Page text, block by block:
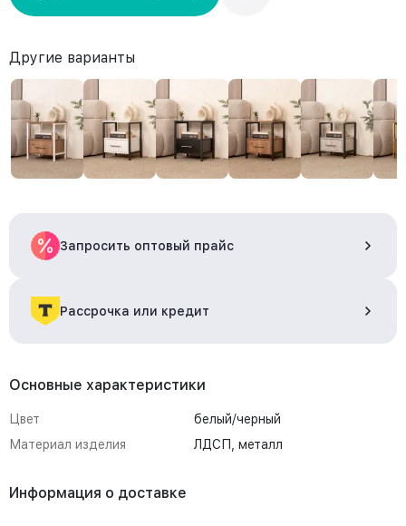
Другие варианты
Запросить оптовый прайс
Рассрочка или кредит
Основные характеристики
Цвет
белый/черный
Материал изделия
ЛДСП, металл
Информация о доставке